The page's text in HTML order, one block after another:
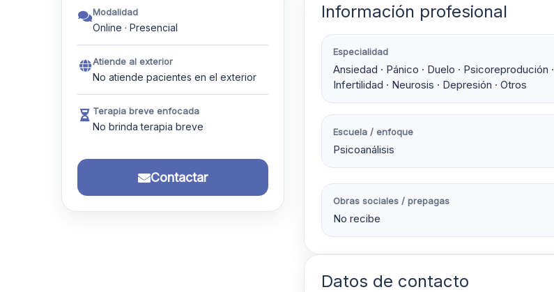
Modalidad
Online · Presencial
Atiende al exterior
No atiende pacientes en el exterior
Terapia breve enfocada
No brinda terapia breve
Contactar
Información profesional
Especialidad
Ansiedad · Pánico · Duelo · Psicoreprodución ·
Infertilidad · Neurosis · Depresión · Otros
Escuela / enfoque
Psicoanálisis
Obras sociales / prepagas
No recibe
Datos de contacto